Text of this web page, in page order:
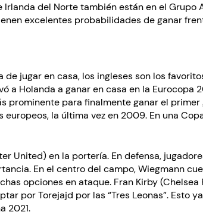
del Norte también están en el
excelentes probabilidades de ganar
jugar en casa, los ingleses son los
a Holanda a ganar en casa en la
prominente para finalmente ganar el
la última vez en 2009. En una
United) en la portería. En defensa,
En el centro del campo, Wiegmann
opciones en ataque. Fran Kirby
por Torejajd por las “Tres Leonas”. Esto
2021.